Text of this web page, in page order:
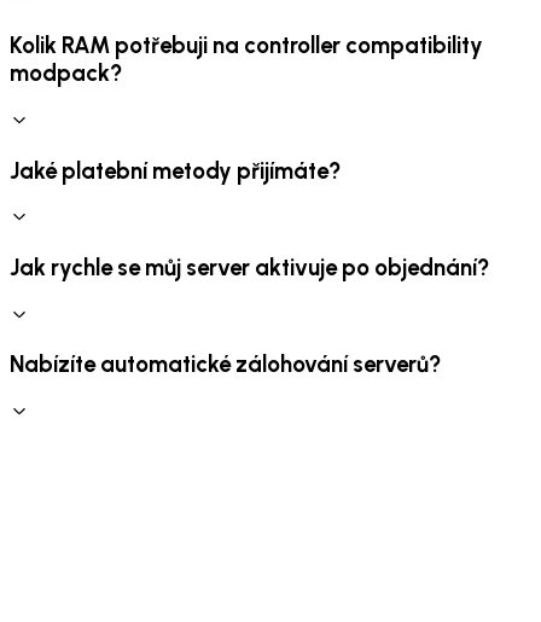
Kolik RAM potřebuji na controller compatibility
modpack?
Jaké platební metody přijímáte?
Jak rychle se můj server aktivuje po objednání?
Nabízíte automatické zálohování serverů?